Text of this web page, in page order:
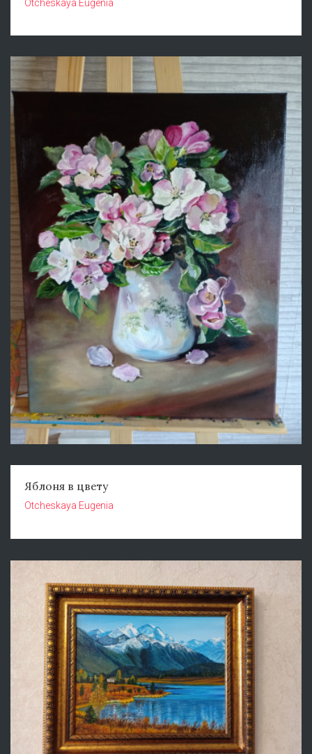
Otcheskaya Eugenia
Яблоня в цвету
Otcheskaya Eugenia